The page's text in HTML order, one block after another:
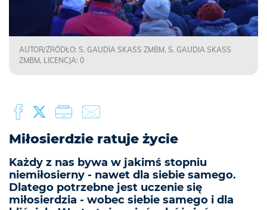
AUTOR/ŹRÓDŁO: S. GAUDIA SKASS ZMBM, S. GAUDIA SKASS
ZMBM, LICENCJA: 0
Miłosierdzie ratuje życie
Każdy z nas bywa w jakimś stopniu
niemiłosierny - nawet dla siebie samego.
Dlatego potrzebne jest uczenie się
miłosierdzia - wobec siebie samego i dla